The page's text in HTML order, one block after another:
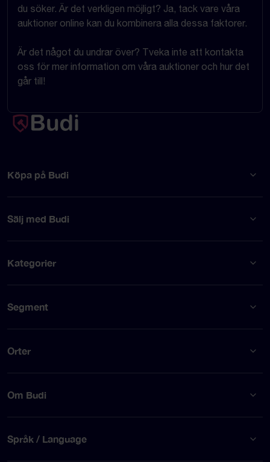
du söker. Är det verkligen möjligt? Ja, tack vare våra
auktioner online kan du kombinera alla dessa faktorer.
Är det något du undrar över? Tveka inte att kontakta
oss för mer information om våra auktioner och hur det
går till!
Köpa på Budi
Sälj med Budi
Kategorier
Segment
Orter
Om Budi
Språk / Language